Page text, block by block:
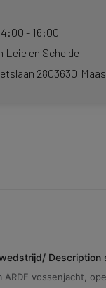
- 16:00
Leie en Schelde
2803630
vossenjacht,